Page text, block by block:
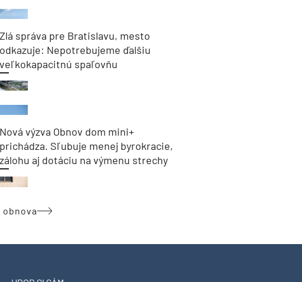
Zlá správa pre Bratislavu, mesto
odkazuje: Nepotrebujeme ďalšiu
veľkokapacitnú spaľovňu
Nová výzva Obnov dom mini+
prichádza. Sľubuje menej byrokracie,
zálohu aj dotáciu na výmenu strechy
obnova